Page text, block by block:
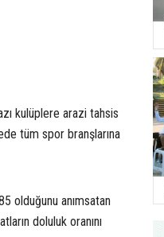
kulüplere arazi tahsis
tüm spor branşlarına
olduğunu anımsatan
doluluk oranını